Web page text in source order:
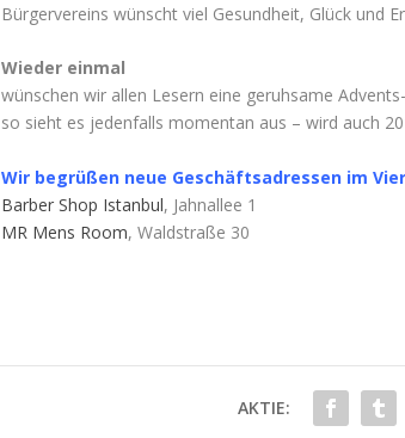
Bürgervereins wünscht viel Gesundheit, Glück und
Wieder einmal
wünschen wir allen Lesern eine geruhsame
so sieht es jedenfalls momentan aus – wird auch
Wir begrüßen neue Geschäftsadressen im
Barber Shop Istanbul, Jahnallee 1
MR Mens Room, Waldstraße 30
AKTIE: